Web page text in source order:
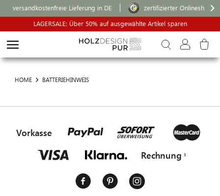
versandkostenfreie Lieferung in DE
zertifizierter Onlineshop
LAGERSALE: Über 50% auf ausgewählte Artikel sparen
HOME BATTERIEHINWEIS
Vorkasse
Rechnung